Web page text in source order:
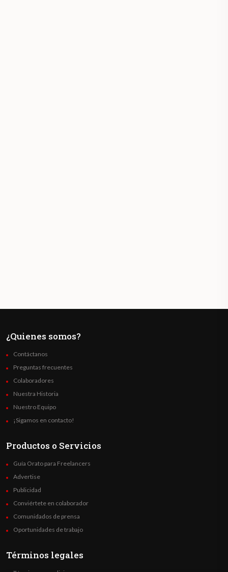
¿Quienes somos?
Contáctanos
Preguntas frecuentes
Colaboradores
Nuestra Historia
Nuestro Equipo
¡Sigamos en contacto!
Productos o Servicios
Guía Orato para Freelancers
Advertise
Publicidad
Conviértete en colaborador
Comunidados de prensa
Oportunidades de trabajo
Términos legales